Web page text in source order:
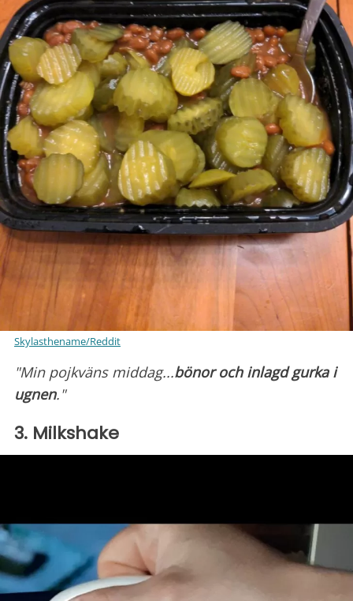
Skylasthename/Reddit
"Min pojkväns middag...bönor och inlagd gurka i
ugnen."
3. Milkshake